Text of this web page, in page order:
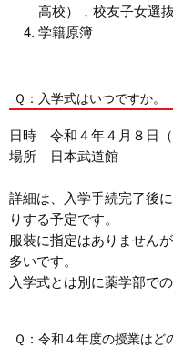
高校），校友子女選抜
学籍原簿
Ｑ：入学式はいつですか。
日時 令和４年４月８日
場所 日本武道館
詳細は、入学手続完了後
りする予定です。
服装に指定はありません
多いです。
入学式とは別に薬学部で
Ｑ：令和４年度の授業はど